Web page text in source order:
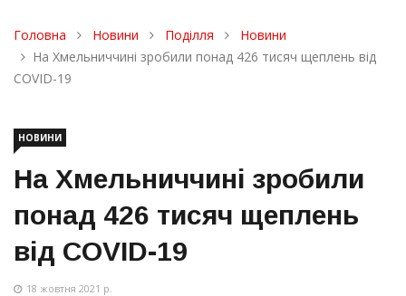
Головна Новини Поділля
Новини
На Хмельниччині зробили понад 426 тисяч щеплень від
COVID-19
НОВИНИ
На Хмельниччині зробили
понад 426 тисяч щеплень
від COVID-19
18 жовтня 2021 р.